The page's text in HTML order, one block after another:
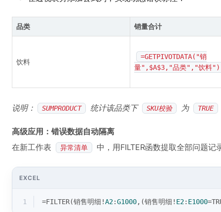
品类 销量合计
饮料
=GETPIVOTDATA("销
量",$A$3,"品类","饮料")
说明： SUMPRODUCT 统计该品类下 SKU校验 为 TRUE
高级应用：错误数据自动隔离
在新工作表
异常清单 中，用FILTER函数提取全部问题记
EXCEL
1 =FILTER(销售明细!A2:G1000,(销售明细! E2: E1000=